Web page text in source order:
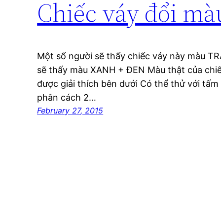
Chiếc váy đổi
Một số người sẽ thấy chiếc váy này màu
sẽ thấy màu XANH + ĐEN Màu thật của
được giải thích bên dưới Có thể thử với
phân cách 2…
February 27, 2015